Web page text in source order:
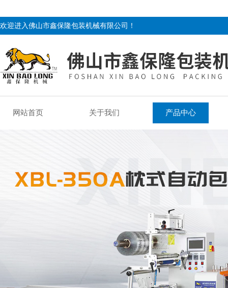
欢迎进入佛山市鑫保隆包装机械有限公司！
网站首页 关于我们 产品中心